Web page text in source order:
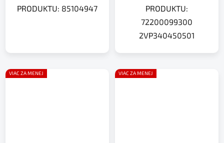
PRODUKTU: 85104947
PRODUKTU:
72200099300
2VP340450501
VIAC ZA MENEJ VIAC ZA MENEJ